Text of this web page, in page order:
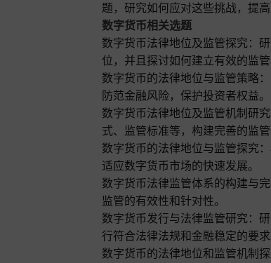
题，研究如何应对这些挑战，提
数字货币相关选题
数字货币法律地位及监管探究：
位，并且探讨如何建立有效的监管
数字货币的法律地位与监管策略
防范金融风险，保护投资者权益。
数字货币法律地位及监管机制研
式、监管标准等，构建完善的监管
数字货币的法律地位与监管探究
适应数字货币市场的快速发展。
数字货币法律监管体系的构建与
监管的有效性和针对性。
数字货币发行与法律监管研究：
行符合法律法规和金融稳定的要求
数字货币的法律地位和监管机制